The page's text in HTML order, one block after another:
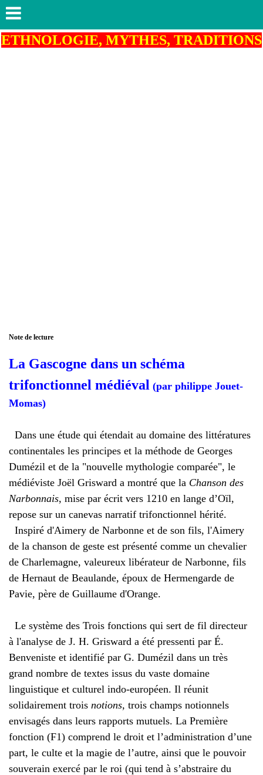
ETHNOLOGIE, MYTHES, TRADITIONS
Note de lecture
La Gascogne dans un schéma
trifonctionnel médiéval (par philippe Jouet-
Momas)
Dans une étude qui étendait au domaine des littératures
continentales les principes et la méthode de Georges
Dumézil et de la "nouvelle mythologie comparée", le
médiéviste Joël Grisward a montré que la Chanson des
Narbonnais, mise par écrit vers 1210 en lange d’Oïl,
repose sur un canevas narratif trifonctionnel hérité.
Inspiré d'Aimery de Narbonne et de son fils, l'Aimery
de la chanson de geste est présenté comme un chevalier
de Charlemagne, valeureux libérateur de Narbonne, fils
de Hernaut de Beaulande, époux de Hermengarde de
Pavie, père de Guillaume d'Orange.
Le système des Trois fonctions qui sert de fil directeur
à l'analyse de J. H. Grisward a été pressenti par É.
Benveniste et identifié par G. Dumézil dans un très
grand nombre de textes issus du vaste domaine
linguistique et culturel indo-européen. Il réunit
solidairement trois notions, trois champs notionnels
envisagés dans leurs rapports mutuels. La Première
fonction (F1) comprend le droit et l’administration d’une
part, le culte et la magie de l’autre, ainsi que le pouvoir
souverain exercé par le roi (qui tend à s’abstraire du